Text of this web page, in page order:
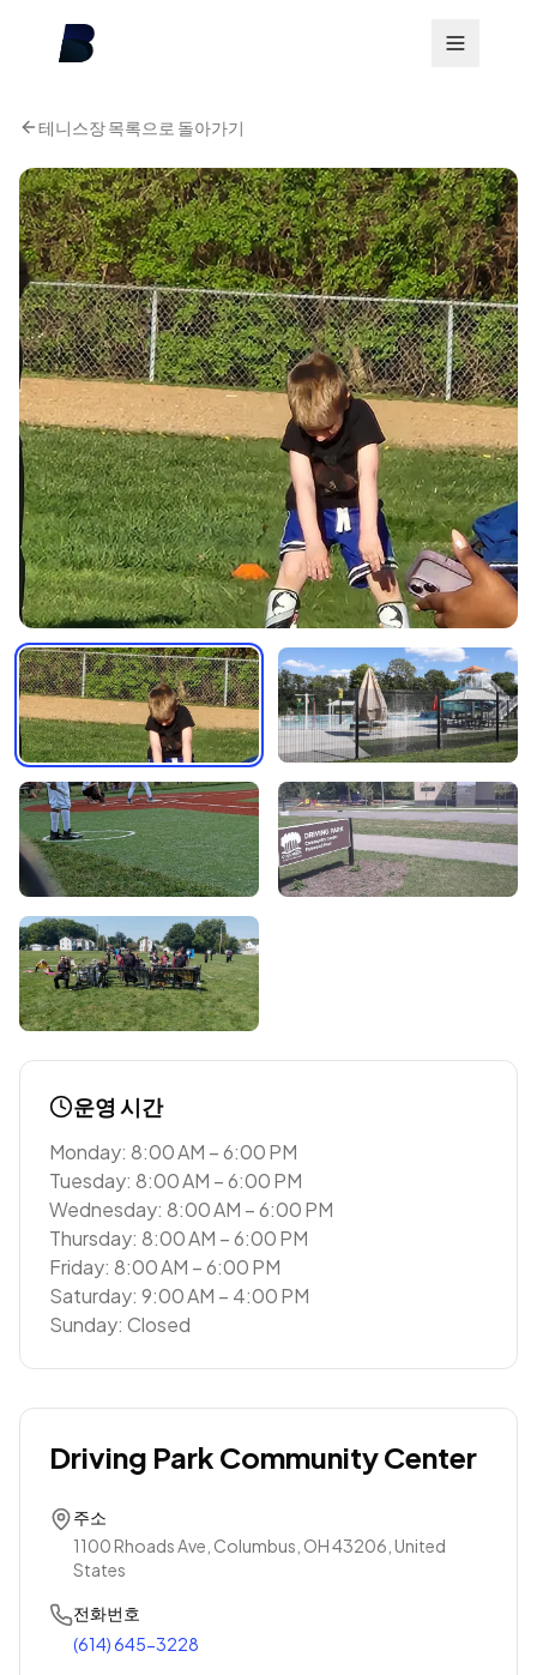
테니스장 목록으로 돌아가기
운영 시간
Monday: 8:00 AM – 6:00 PM
Tuesday: 8:00 AM – 6:00 PM
Wednesday: 8:00 AM – 6:00 PM
Thursday: 8:00 AM – 6:00 PM
Friday: 8:00 AM – 6:00 PM
Saturday: 9:00 AM – 4:00 PM
Sunday: Closed
Driving Park Community Center
주소
1100 Rhoads Ave, Columbus, OH 43206, United
States
전화번호
(614) 645-3228